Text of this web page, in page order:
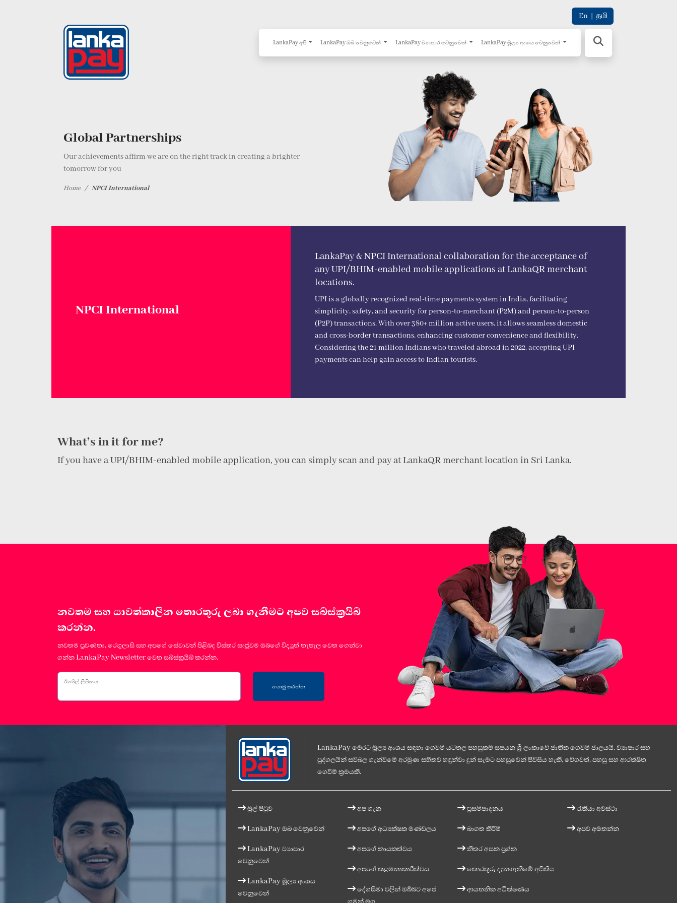
En | தமி
LankaPay අපි LankaPay ඔබ වෙනුවෙන් LankaPay ව්‍යාපාර වෙනුවෙන් LankaPay මූල්‍ය අංශය වෙනුවෙන්
Global Partnerships
Our achievements affirm we are on the right track in creating a brighter
tomorrow for you
Home NPCI International
NPCI International
LankaPay & NPCI International collaboration for the acceptance of
any UPI/BHIM-enabled mobile applications at LankaQR merchant
locations.
UPI is a globally recognized real-time payments system in India, facilitating
simplicity, safety, and security for person-to-merchant (P2M) and person-to-person
(P2P) transactions. With over 380+ million active users, it allows seamless domestic
and cross-border transactions, enhancing customer convenience and flexibility.
Considering the 21 million Indians who traveled abroad in 2022, accepting UPI
payments can help gain access to Indian tourists.
What’s in it for me?
If you have a UPI/BHIM-enabled mobile application, you can simply scan and pay at LankaQR merchant location in Sri Lanka.
නවතම සහ යාවත්කාලීන තොරතුරු ලබා ගැනීමට අපව සබ්ස්ක්‍රයිබ්
කරන්න.
නවතම ප්‍රවණතා, රෙගුලාසි සහ අපගේ සේවාවන් පිළිබද විස්තර සෘජුවම ඔබගේ විද්‍යුත් තැපෑල වෙත ගෙන්වා
ගන්න LankaPay Newsletter වෙත සබ්ස්ක්‍රයිබ් කරන්න.
ඊමේල් ලිපිනය
යොමු කරන්න
LankaPay මෙරට මූල්‍ය අංශය සඳහා ගෙවීම් යටිතල පහසුකම් සපයන ශ්‍රී ලංකාවේ ජාතික ගෙවීම් ජාලයයි. ව්‍යාපාර සහ
පුද්ගලයින් සවිබල ගැන්වීමේ අරමුණ සහිතව හඳුන්වා දුන් සැමට පහසුවෙන් පිවිසිය හැකි, වේගවත්, පහසු සහ ආරක්ෂිත
ගෙවීම් ක්‍රමයකි.
මුල් පිටුව
LankaPay ඔබ වෙනුවෙන්
LankaPay ව්‍යාපාර
වෙනුවෙන්
LankaPay මූල්‍ය අංශය
වෙනුවෙන්
අප ගැන
අපගේ අධ්‍යක්ෂක මණ්ඩලය
අපගේ නායකත්වය
අපගේ කළමනාකාරීත්වය
දේශසීමා වලින් ඔබ්බට අපේ
ප්‍රසම්පාදනය
බාගත කිරීම්
නිතර අසන ප්‍රශ්න
තොරතුරු දැනගැනීමේ අයිතිය
ආයතනික අධීක්ෂණය
රැකියා අවස්ථා
අපව අමතන්න